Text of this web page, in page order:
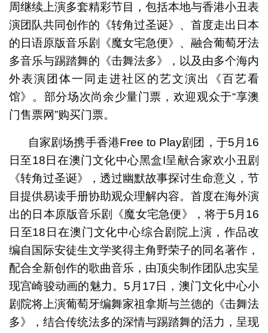
周继续上演多套精彩节目，包括本地与香港小丑表
演团队共同创作的《转角过圣诞》、首度走出日本
的日语原版音乐剧《魔女宅急便》、融合葡萄牙法
多音乐与踢踏舞的《击舞法多》，以及由多个海内
外表演团体一同走进社区的艺文演出《百艺看
馆》。部分场次尚余少量门票，欢迎观众于“享澳
门售票网”购买门票。
自家剧场携手香港Free to Play剧团，于5月16
日至18日在澳门文化中心黑盒I呈献合家欢小丑剧
《转角过圣诞》，透过幽默故事探讨生命意义，节
目提供易读手册协助观众理解内容。首度在海外演
出的日本原版音乐剧《魔女宅急便》，将于5月16
日至18日在澳门文化中心综合剧院上演，作品改
编自国际安徒生文学奖得主角野荣子的同名著作，
配合全新创作的歌曲音乐，由顶尖制作团队忠实呈
现宫崎骏动画的魅力。5月17日，澳门文化中心小
剧院将上演葡萄牙编舞家祖拿斯与兰德的《击舞法
多》，结合传统法多的深情与踢踏舞的活力，呈现